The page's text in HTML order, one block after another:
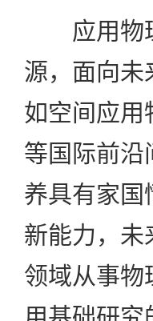
应用物理
源，面向未
如空间应用
等国际前沿
养具有家国
新能力，未
领域从事物